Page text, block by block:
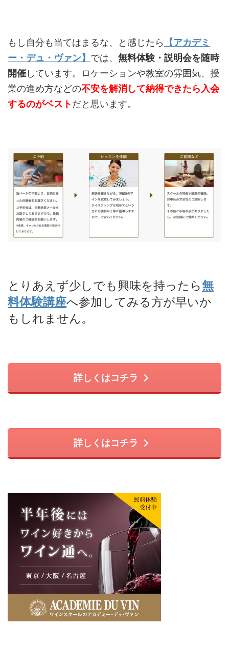
もし自分も当てはまるな、と感じたら
【アカデミ
ー・デュ・ヴァン】 では、 無料体験・説明会を随時
開催しています。ロケーションや教室の雰囲気、授
業の進め方などの不安を解消して納得できたら入会
するのがベストだと思います。
とりあえず少しでも興味を持ったら無
料体験講座へ参加してみる方が早いか
もしれません。
詳しくはコチラ
詳しくはコチラ